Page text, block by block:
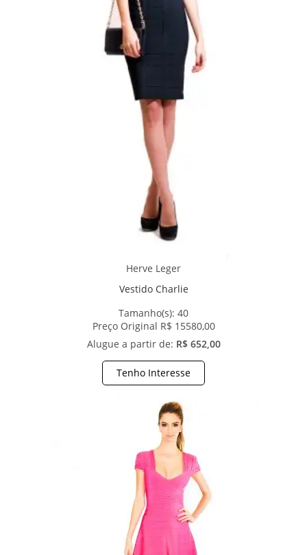
Herve Leger
Vestido Charlie
Tamanho(s): 40
Preço Original R$ 15580,00
Alugue a partir de: R$ 652,00
Tenho Interesse